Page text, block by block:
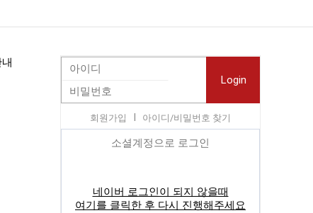
회원가입 I 아이디/비밀번호 찾기
소셜계정으로 로그인
네이버 로그인이 되지 않을때
여기를 클릭한 후 다시 진행해주세요